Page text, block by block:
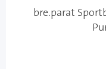
bre.parat